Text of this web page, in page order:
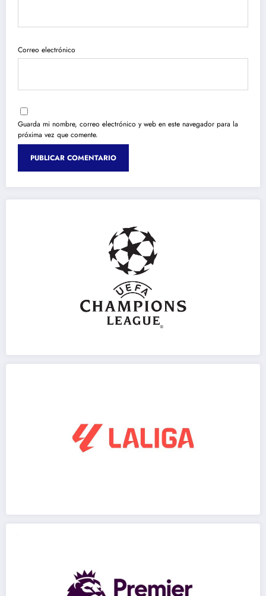
Correo electrónico
Guarda mi nombre, correo electrónico y web en este navegador para la
próxima vez que comente.